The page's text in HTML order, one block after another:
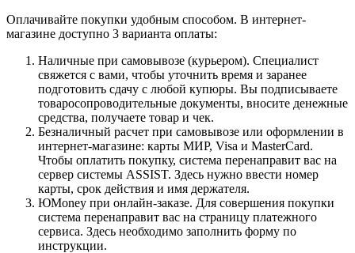
Оплачивайте покупки удобным способом. В интернет-
магазине доступно 3 варианта оплаты:
Наличные при самовывозе (курьером). Специалист
свяжется с вами, чтобы уточнить время и заранее
подготовить сдачу с любой купюры. Вы подписываете
товаросопроводительные документы, вносите денежные
средства, получаете товар и чек.
Безналичный расчет при самовывозе или оформлении в
интернет-магазине: карты МИР, Visa и MasterCard.
Чтобы оплатить покупку, система перенаправит вас на
сервер системы ASSIST. Здесь нужно ввести номер
карты, срок действия и имя держателя.
ЮMoney при онлайн-заказе. Для совершения покупки
система перенаправит вас на страницу платежного
сервиса. Здесь необходимо заполнить форму по
инструкции.